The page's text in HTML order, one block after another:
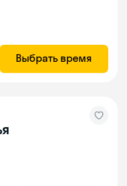
Выбрать время